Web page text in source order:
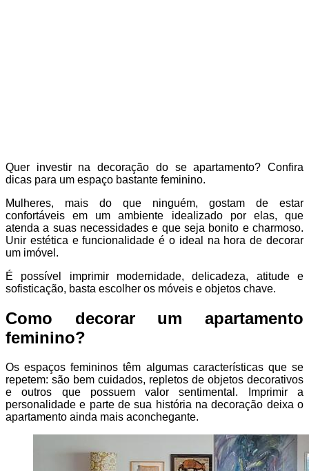
Quer investir na decoração do se apartamento? Confira
dicas para um espaço bastante feminino.
Mulheres, mais do que ninguém, gostam de estar
confortáveis em um ambiente idealizado por elas, que
atenda a suas necessidades e que seja bonito e charmoso.
Unir estética e funcionalidade é o ideal na hora de decorar
um imóvel.
É possível imprimir modernidade, delicadeza, atitude e
sofisticação, basta escolher os móveis e objetos chave.
Como decorar um apartamento
feminino?
Os espaços femininos têm algumas características que se
repetem: são bem cuidados, repletos de objetos decorativos
e outros que possuem valor sentimental. Imprimir a
personalidade e parte de sua história na decoração deixa o
apartamento ainda mais aconchegante.